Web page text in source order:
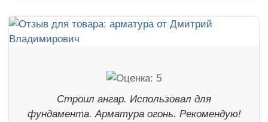
Строил ангар. Использовал для
фундамента. Арматура огонь. Рекомендую!